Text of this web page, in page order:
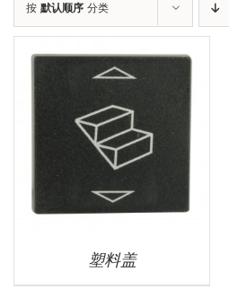
按 默认顺序 分类
塑料盖